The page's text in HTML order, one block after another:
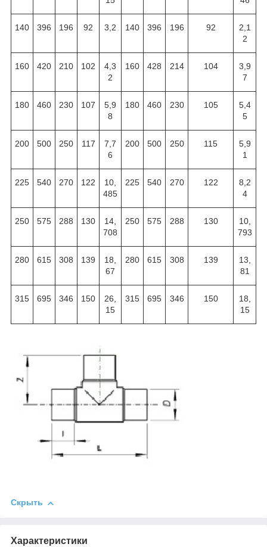
140 396 196 92 3,2 140 396 196 92
2,1
2
160 420 210 102
4,3
2
160 428 214 104
3,9
7
180 460 230 107
5,9
8
180 460 230 105
5,4
5
200 500 250 117
7,7
6
200 500 250 115
5,9
1
225 540 270 122
10,
485
225 540 270 122
8,2
4
250 575 288 130
14,
708
250 575 288 130
10,
793
280 615 308 139
18,
67
280 615 308 139
13,
81
315 695 346 150
26,
15
315 695 346 150
18,
15
Скрыть
Характеристики